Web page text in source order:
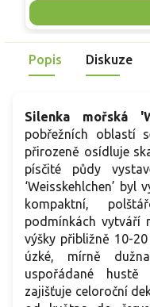
Mrazuvzdornost do −25
skvělou volbu pro
Popis Diskuze
Silenka mořská
pobřežních oblastí
přirozeně osídluje
písčité půdy
‘Weisskehlchen’
kompaktní,
podmínkách vytváří
výšky přibližně 10-
úzké, mírně
uspořádané
zajišťuje celoroční